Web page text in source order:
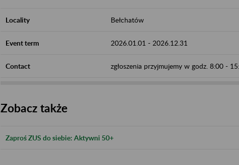
Locality Bełchatów
Event term 2026.01.01 - 2026.12.31
Contact zgłoszenia przyjmujemy w godz. 8:00 -
Zobacz także
Zaproś ZUS do siebie: Aktywni 50+